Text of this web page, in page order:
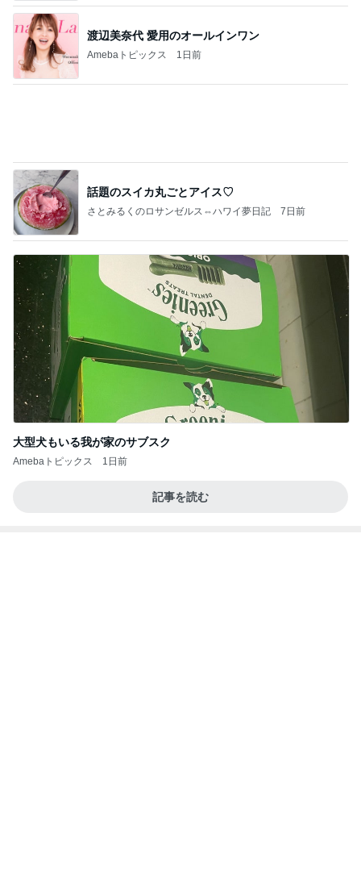
渡辺美奈代 愛用のオールインワン
Amebaトピックス 1日前
話題のスイカ丸ごとアイス♡
さとみるくのロサンゼルス⇔ハワイ夢日記 7日前
大型犬もいる我が家のサブスク
Amebaトピックス 1日前
記事を読む